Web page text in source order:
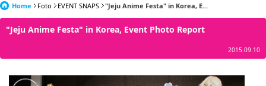
日本語
한국어
繁體中文
Home Foto EVENT SNAPS "Jeju Anime Festa" in Korea, E...
"Jeju Anime Festa" in Korea, Event Photo Report
2015.09.10